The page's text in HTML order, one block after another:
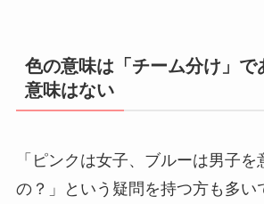
色の意味は「チーム分け」で
意味はない
「ピンクは女子、ブルーは男子を
の？」という疑問を持つ方も多い